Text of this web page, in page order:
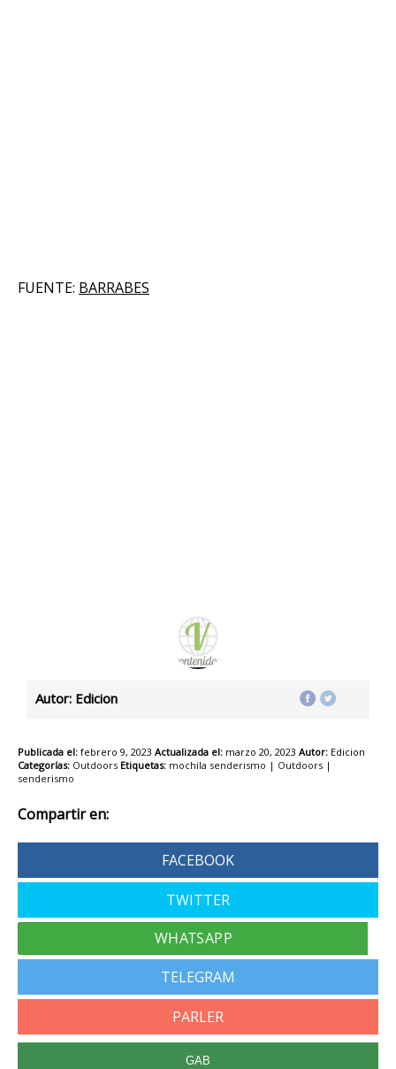
FUENTE: BARRABES
Autor: Edicion
Publicada el: febrero 9, 2023 Actualizada el: marzo 20, 2023 Autor: Edicion
Categorías: Outdoors Etiquetas: mochila senderismo | Outdoors |
senderismo
Compartir en:
FACEBOOK
TWITTER
TELEGRAM
PARLER
GAB